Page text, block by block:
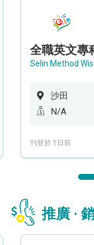
全職英文專
Selin Method
沙田
N/A
刊登於 1日前
推廣 ·